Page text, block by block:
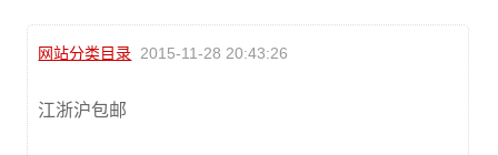
网站分类目录 2015-11-28 20:43:26
江浙沪包邮